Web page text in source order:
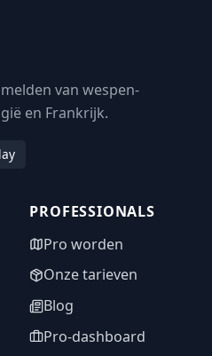
van wespen-
en Frankrijk.
PROFESSIONALS
Pro worden
Onze tarieven
Blog
Pro-dashboard